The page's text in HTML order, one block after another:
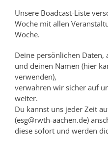
Unsere Boadcast-Liste
Woche mit allen
Woche.
Deine persönlichen
und deinen Namen (hier
verwenden),
verwahren wir sicher auf
weiter.
Du kannst uns jeder Zeit
(esg@rwth-aachen.de)
diese sofort und werden